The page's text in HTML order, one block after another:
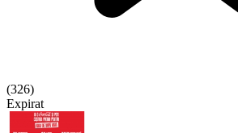
(326)
Expirat